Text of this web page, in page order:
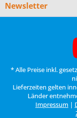
Newsletter
* Alle Preise inkl.
Lieferzeiten gelten
Länder
Impressum |